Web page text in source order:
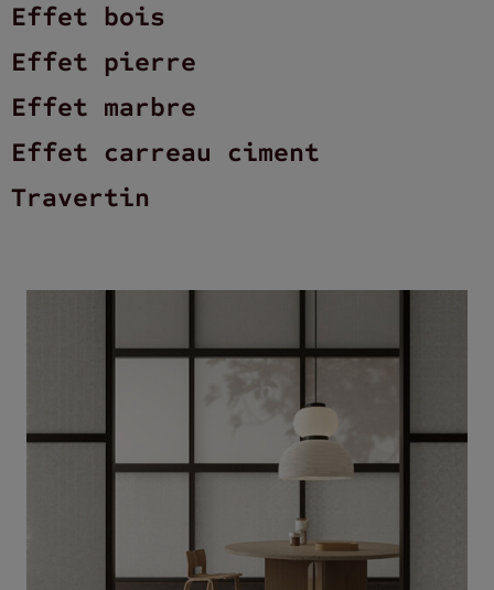
Effet bois
Effet pierre
Effet marbre
Effet carreau ciment
Travertin